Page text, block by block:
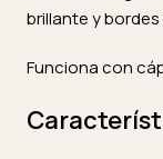
brillante y
Funciona con